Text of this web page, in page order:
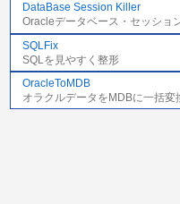
DataBase Session Killer
Oracleデータベース・セッショ
SQLFix
SQLを見やすく整形
OracleToMDB
オラクルデータをMDBに一括変